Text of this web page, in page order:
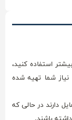
استفاده کنید،
شما تهیه شده
دارند در حالی که